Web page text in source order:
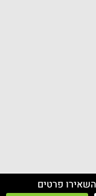
השאירו פרטים